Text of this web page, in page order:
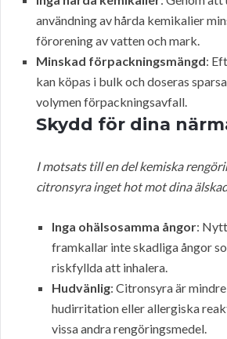
användning av hårda kemikalier
förorening av vatten och mark.
Minskad förpackningsmängd:
kan köpas i bulk och doseras
volymen förpackningsavfall.
Skydd för dina
I motsats till en del kemiska
citronsyra inget hot mot dina
Inga ohälsosamma ångor:
framkallar inte skadliga ångor
riskfyllda att inhalera.
Hudvänlig: Citronsyra är
hudirritation eller allergiska
vissa andra rengöringsmedel.